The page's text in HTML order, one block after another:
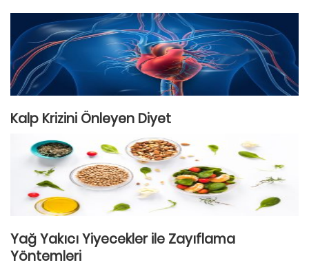
Kalp Krizini Önleyen Diyet
Yağ Yakıcı Yiyecekler ile Zayıflama
Yöntemleri